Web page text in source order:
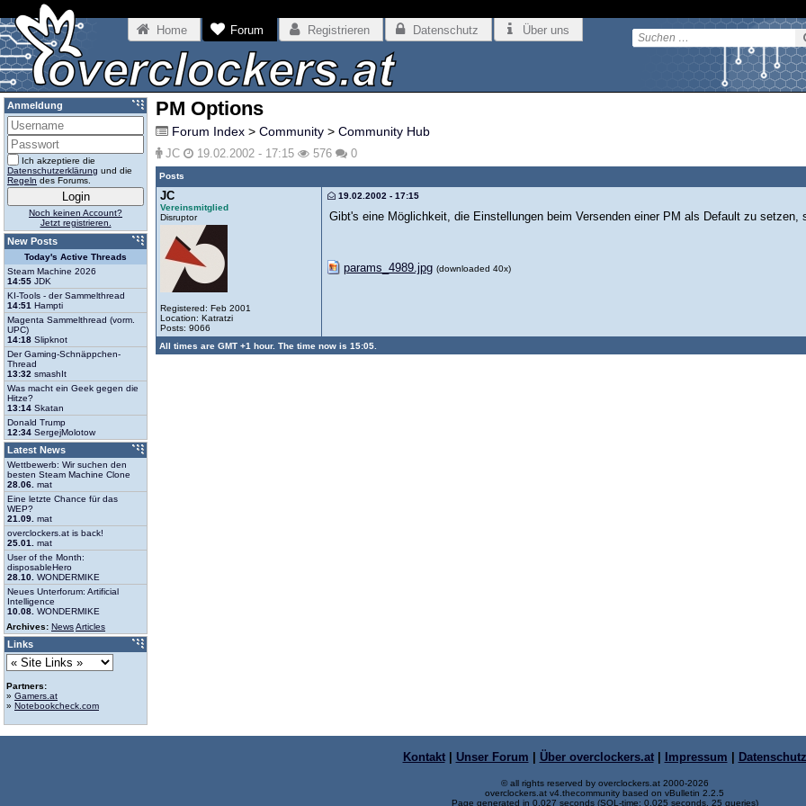
Home Forum Registrieren Datenschutz Über uns
PM Options
Forum Index > Community > Community Hub
JC 19.02.2002 - 17:15 576 0
Posts
JC
Vereinsmitglied
Disruptor
Registered: Feb 2001
Location: Katratzi
Posts: 9066
19.02.2002 - 17:15
Gibt's eine Möglichkeit, die Einstellungen beim Versenden einer PM als Default zu
params_4989.jpg (downloaded 40x)
All times are GMT +1 hour. The time now is 15:05.
Anmeldung
Ich akzeptiere die
Datenschutzerklärung und die
Regeln des Forums.
Noch keinen Account?
Jetzt registrieren.
New Posts
Today's Active Threads
Steam Machine 2026
14:55 JDK
KI-Tools - der Sammelthread
14:51 Hampti
Magenta Sammelthread (vorm.
UPC)
14:18 Slipknot
Der Gaming-Schnäppchen-
Thread
13:32 smashIt
Was macht ein Geek gegen die
Hitze?
13:14 Skatan
Donald Trump
12:34 SergejMolotow
Latest News
Wettbewerb: Wir suchen den
besten Steam Machine Clone
28.06. mat
Eine letzte Chance für das
WEP?
21.09. mat
overclockers.at is back!
25.01.
mat
User of the Month:
disposableHero
28.10. WONDERMIKE
Neues Unterforum: Artificial
Intelligence
10.08. WONDERMIKE
Archives: NewsArticles
Links
Partners:
» Gamers.at
» Notebookcheck.com
Kontakt| Unser Forum | Über overclockers.at| Impressum | Datenschutz
© all rights reserved by overclockers.at 2000-2026
overclockers.at v4.thecommunity based on vBulletin 2.2.5
Page generated in 0.027 seconds (SQL-time: 0.025 seconds, 25 queries)